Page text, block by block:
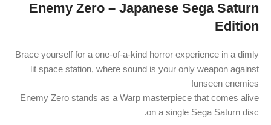
Enemy Zero – Japanese Sega Saturn
Edition
Brace yourself for a one-of-a-kind horror experience in a dimly
lit space station, where sound is your only weapon against
unseen enemies!
Enemy Zero stands as a Warp masterpiece that comes alive
on a single Sega Saturn disc.